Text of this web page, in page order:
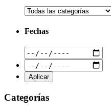
Fechas
Categorías